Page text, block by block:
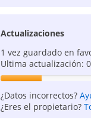
Actualizaciones
1 vez guardado en
Ultima actualización:
¿Datos incorrectos?
¿Eres el propietario?